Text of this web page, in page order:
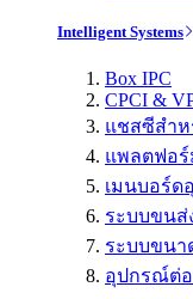
Intelligent Systems
Box IPC
CPCI &
แชสซีสำห
แพลตฟอร์
เมนบอร์ด
ระบบขนส่
ระบบขนาด
อุปกรณ์ต่อ